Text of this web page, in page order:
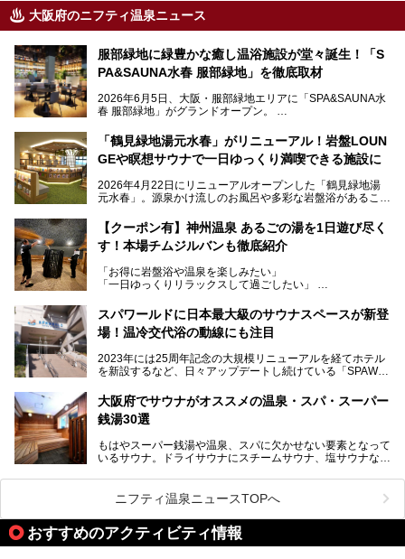
大阪府のニフティ温泉ニュース
服部緑地に緑豊かな癒し温浴施設が堂々誕生！「S
PA&SAUNA水春 服部緑地」を徹底取材
2026年6月5日、大阪・服部緑地エリアに「SPA&SAUNA水
春 服部緑地」がグランドオープン。
当初の計画から約5年の時を経て誕生した本施設は、温泉・
サウナ・岩盤浴・フィットネス・ラウンジ・レストランなど
を融合した、これまでの“水春”のイメージをさらに進化させ
今回はオープン前の内覧会に参加し、館内のこだわりポイン
サウナー注目の3種のサウナや160cmの深水風呂、没入感の
高い岩盤浴エリア、日本最大の台数を誇る最新AIフィットネ
スマシンなど、見どころ満載の館内を詳しくご紹介します。
「鶴見緑地湯元水春」がリニューアル！岩盤LOUN
GEや瞑想サウナで一日ゆっくり満喫できる施設に
2026年4月22日にリニューアルオープンした「鶴見緑地湯
元水春」。源泉かけ流しのお風呂や多彩な岩盤浴があること
に“一日中くつろげる場所”としてパワーアップしています。
今回のリニューアルでは、新たに登場した瞑想サウナをはじ
見どころが盛りだくさん。日常の疲れを癒やしたい方はもち
ろん、休日にゆったり過ごしたい方にもぴったりの内容とな
本記事では、そんなリニューアル後の注目ポイントを詳しく
紹介します。これから「鶴見緑地湯元水春」に訪れる方や、
い。
【クーポン有】神州温泉 あるごの湯を1日遊び尽く
す！本場チムジルバンも徹底紹介
「お得に岩盤浴や温泉を楽しみたい」
「一日ゆっくりリラックスして過ごしたい」
利用できる「神州温泉 あるごの湯」です。
あるごの湯は、大阪府豊中市にある日帰り温浴施設で、阪急
チムジルバン（岩盤浴）を中心に、発汗・リラックス・漫画
タイムまで満喫できる長時間滞在型の施設なので、一日中ゆ
る迫力ある熱波パフォーマンスも毎日行われており、“とと
のう”体験をしっかり楽しめるのもポイントです。
ケやボウリングといった遊び場もあり、友人同士やカップル
で“遊び+癒し”の一日を過ごすのにもぴったり。
処にいたるまで魅力をたっぷり堪能してきたので、その全容
スパワールドに日本最大級のサウナスペースが新登
場！温冷交代浴の動線にも注目
2023年には25周年記念の大規模リニューアルを経てホテル
を新設するなど、日々アップデートし続けている「SPAWO
そんなスパワールドが2025年11月15日（土）に、新たな浴
室や日本最大級140人収容の大規模サウナを携えてリニュー
アルオープン！浴室である4F・6Fそれぞれにリニューアル
大規模リニューアルの全容を確認すべく、リニューアルプレ
オープンイベントに行ってきました！今回はそのリニューア
大阪府でサウナがオススメの温泉・スパ・スーパー
銭湯30選
もはやスーパー銭湯や温泉、スパに欠かせない要素となって
いるサウナ。ドライサウナにスチームサウナ、塩サウナな
ペース、ロウリュウなど、心ゆくまで楽しむためのサービス
が充実した施設も多くみられます。
今回はそんなサウナにこだわった、大阪府内のオススメ温
泉・銭湯・スパを30件紹介したいと思います！
ニフティ温泉ニュースTOPへ
おすすめのアクティビティ情報